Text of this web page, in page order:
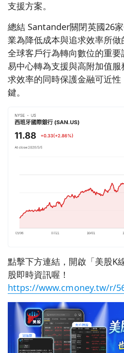
支援方案。
總結 Santander關閉英國26
業為降低成本與追求效率所
全球客戶行為轉向數位的重
易中心轉為支援與高附加值
求效率的同時保護金融可近
鍵。
點擊下方連結，開啟「美股K
股即時資訊喔！
https://www.cmoney.tw/r/